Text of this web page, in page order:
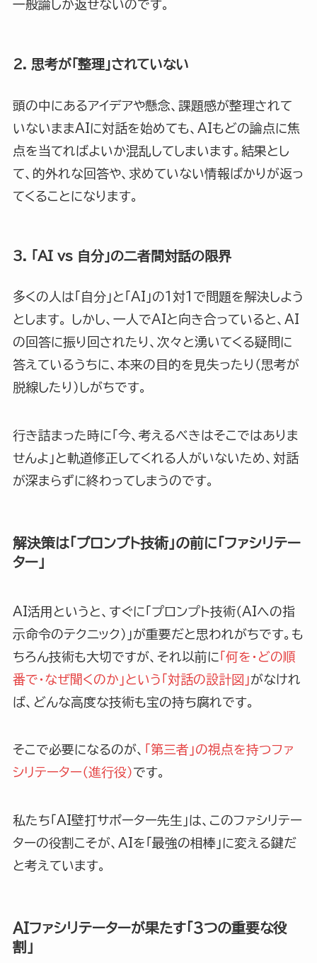
一般論しか返せないのです。
2. 思考が「整理」されていない
頭の中にあるアイデアや懸念、課題感が整理されて
いないままAIに対話を始めても、AIもどの論点に焦
点を当てればよいか混乱してしまいます。結果とし
て、的外れな回答や、求めていない情報ばかりが返っ
てくることになります。
3. 「AI vs 自分」の二者間対話の限界
多くの人は「自分」と「AI」の1対1で問題を解決しよう
とします。 しかし、一人でAIと向き合っていると、AI
の回答に振り回されたり、次々と湧いてくる疑問に
答えているうちに、本来の目的を見失ったり（思考が
脱線したり）しがちです。
行き詰まった時に「今、考えるべきはそこではありま
せんよ」と軌道修正してくれる人がいないため、対話
が深まらずに終わってしまうのです。
解決策は「プロンプト技術」の前に「ファシリテー
ター」
AI活用というと、すぐに「プロンプト技術（AIへの指
示命令のテクニック）」が重要だと思われがちです。も
ちろん技術も大切ですが、それ以前に 「何を・どの順
番で・なぜ聞くのか」という「対話の設計図」がなけれ
ば、どんな高度な技術も宝の持ち腐れです。
そこで必要になるのが、
「第三者」の視点を持つファ
シリテーター（進行役）です。
私たち「AI壁打サポーター先生」は、このファシリテー
ターの役割こそが、AIを「最強の相棒」に変える鍵だ
と考えています。
AIファシリテーターが果たす「3つの重要な役
割」